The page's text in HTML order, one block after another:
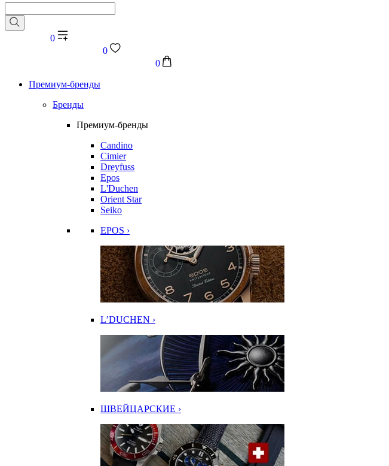
0
0
0
Премиум-бренды
Бренды
Премиум-бренды
Candino
Cimier
Dreyfuss
Epos
L'Duchen
Orient Star
Seiko
EPOS ›
L’DUCHEN ›
ШВЕЙЦАРСКИЕ ›